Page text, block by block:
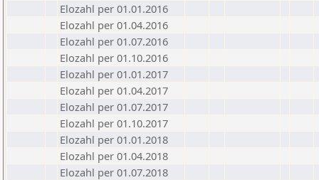
Elozahl per 01.01.2016
Elozahl per 01.04.2016
Elozahl per 01.07.2016
Elozahl per 01.10.2016
Elozahl per 01.01.2017
Elozahl per 01.04.2017
Elozahl per 01.07.2017
Elozahl per 01.10.2017
Elozahl per 01.01.2018
Elozahl per 01.04.2018
Elozahl per 01.07.2018